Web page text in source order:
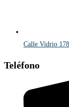
Calle Vidrio
Teléfono